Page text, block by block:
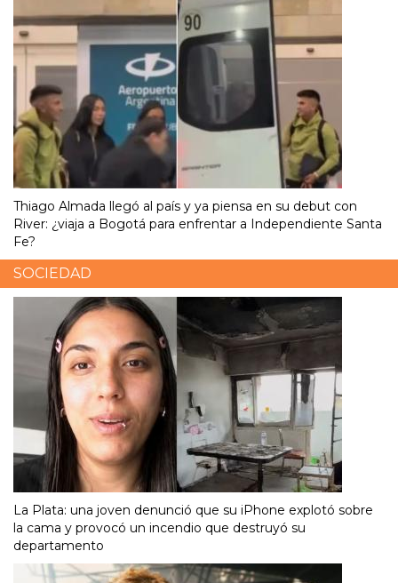
Thiago Almada llegó al país y ya piensa en su debut con
River: ¿viaja a Bogotá para enfrentar a Independiente Santa
Fe?
SOCIEDAD
La Plata: una joven denunció que su iPhone explotó sobre
la cama y provocó un incendio que destruyó su
departamento